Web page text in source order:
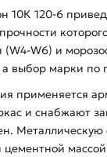
10К 120-6
W6) и
выбор марки по
применяется
и снабжают